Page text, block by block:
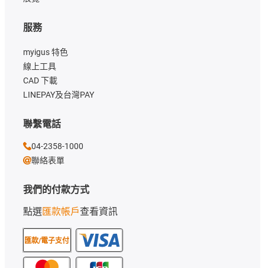
我們的付款方式
點選匯款帳戶查看資訊
匯款/電子支付
服務
myigus 特色
線上工具
CAD 下載
LINEPAY及台灣PAY
聯繫電話
04-2358-1000
聯絡表單